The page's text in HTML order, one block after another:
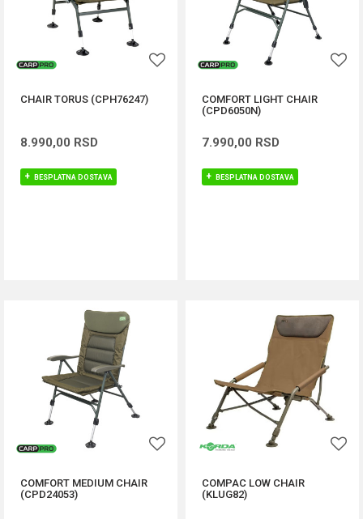
CHAIR TORUS (CPH76247)
8.990,00 RSD
BESPLATNA DOSTAVA
COMFORT LIGHT CHAIR
(CPD6050N)
7.990,00 RSD
BESPLATNA DOSTAVA
COMFORT MEDIUM CHAIR
(CPD24053)
COMPAC LOW CHAIR
(KLUG82)